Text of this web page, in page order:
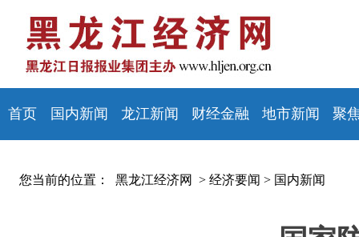
首页 国内新闻 龙江新闻 财经金融 地市新闻 聚
您当前的位置： 黑龙江经济网 > 经济要闻 > 国内新闻